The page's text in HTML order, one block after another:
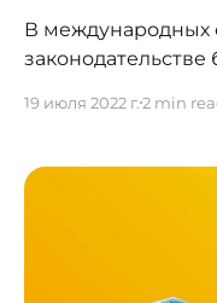
В международных
своего клиента")
мероприятий,
иными
надлежащей
клиентов. В
документально
19 июля 2022 г.2 min